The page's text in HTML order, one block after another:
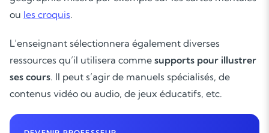
ou les croquis.
L’enseignant sélectionnera également diverses
ressources qu’il utilisera comme supports pour illustrer
ses cours. Il peut s’agir de manuels spécialisés, de
contenus vidéo ou audio, de jeux éducatifs, etc.